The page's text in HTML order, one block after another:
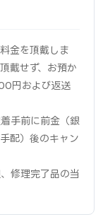
金を頂戴しま
戴せず、お預か
円および返送
手前に前金（銀
配）後のキャン
修理完了品の当